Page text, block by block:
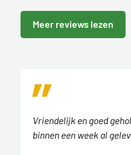
Meer reviews lezen
Vriendelijk en goed
binnen een week al